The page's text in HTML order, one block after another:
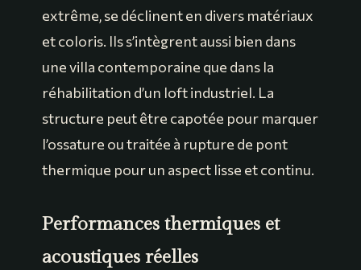
extrême, se déclinent en divers matériaux
et coloris. Ils s’intègrent aussi bien dans
une villa contemporaine que dans la
réhabilitation d’un loft industriel. La
structure peut être capotée pour marquer
l’ossature ou traitée à rupture de pont
thermique pour un aspect lisse et continu.
Performances thermiques et
acoustiques réelles